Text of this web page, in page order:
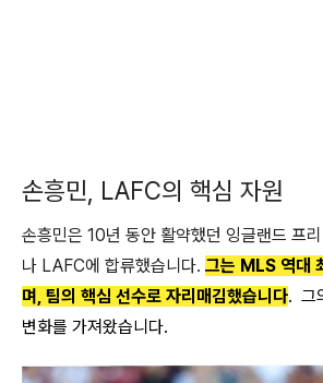
손흥민, LAFC의 핵심 자원
손흥민은 10년 동안 활약했던 잉글랜드 프
나 LAFC에 합류했습니다. 그는 MLS 역대
며, 팀의 핵심 선수로 자리매김했습니다. 그
변화를 가져왔습니다.